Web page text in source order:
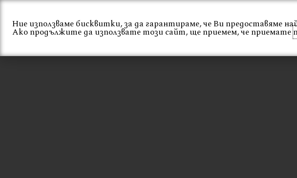
Skip
content
Начало За нас Интериор
Ние използваме бисквитки, за да гарантираме, че Ви предоставяме
Ако продължите да използвате този сайт, ще приемем, че приемате